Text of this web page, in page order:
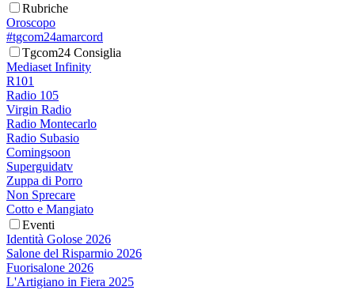
Rubriche
Oroscopo
#tgcom24amarcord
Tgcom24 Consiglia
Mediaset Infinity
R101
Radio 105
Virgin Radio
Radio Montecarlo
Radio Subasio
Comingsoon
Superguidatv
Zuppa di Porro
Non Sprecare
Cotto e Mangiato
Eventi
Identità Golose 2026
Salone del Risparmio 2026
Fuorisalone 2026
L'Artigiano in Fiera 2025